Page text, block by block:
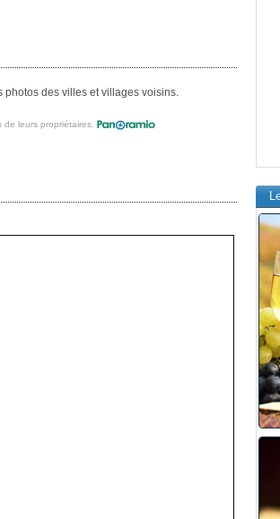
des villes et villages voisins.
leurs propriétaires.